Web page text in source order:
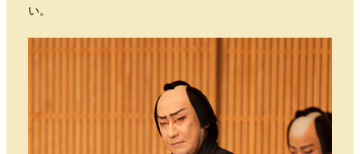
い。